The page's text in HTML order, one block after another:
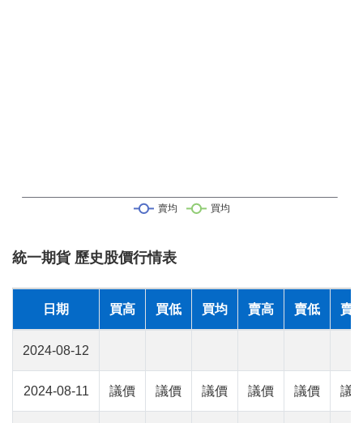
統一期貨 歷史股價行情表
日期 買高 買低 買均 賣高 賣低 賣
2024-08-12
2024-08-11 議價 議價 議價 議價 議價 議